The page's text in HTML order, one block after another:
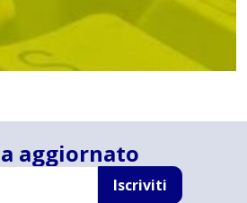
aggiornato
Iscriviti